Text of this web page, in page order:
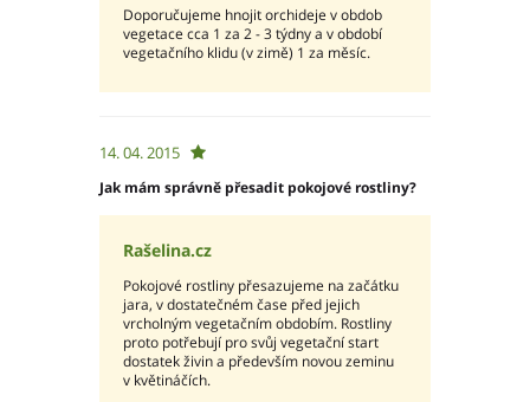
Doporučujeme hnojit orchideje v obdob
vegetace cca 1 za 2 - 3 týdny a v období
vegetačního klidu (v zimě) 1 za měsíc.
14. 04. 2015
Jak mám správně přesadit pokojové rostliny?
Rašelina.cz
Pokojové rostliny přesazujeme na začátku
jara, v dostatečném čase před jejich
vrcholným vegetačním obdobím. Rostliny
proto potřebují pro svůj vegetační start
dostatek živin a především novou zeminu
v květináčích.